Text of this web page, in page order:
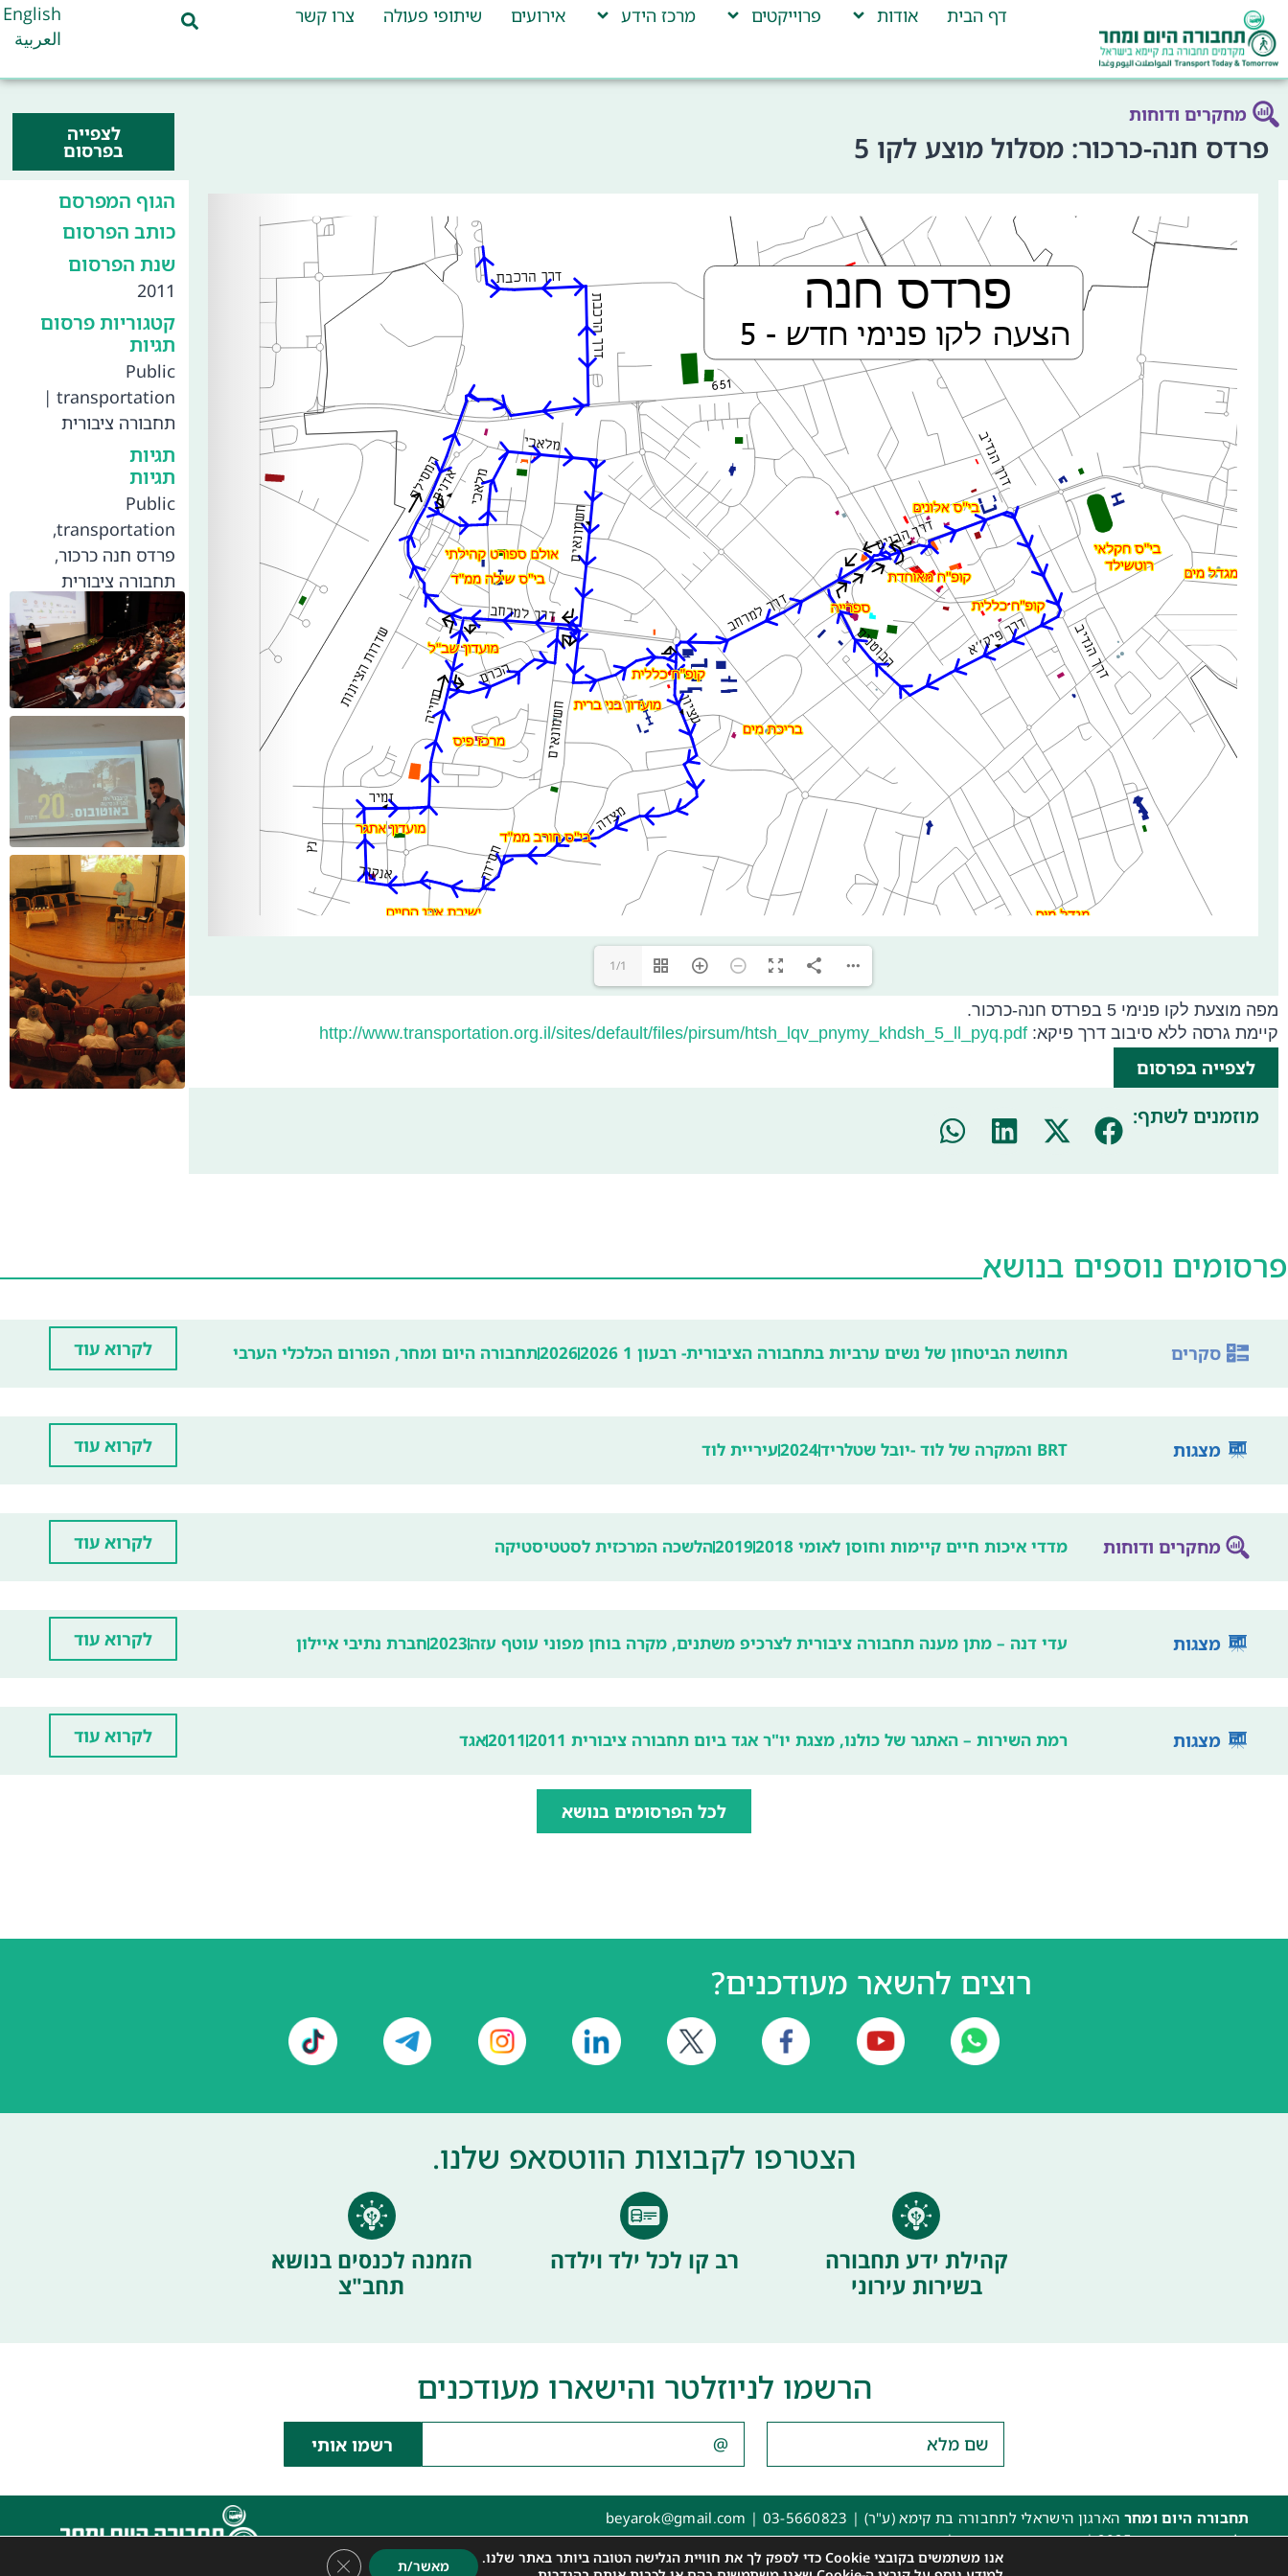
דף הבית אודות פרוייקטים מרכז הידע אירועים שיתופי פעולה צרו קשר
English
العربية
מחקרים ודוחות
פרדס חנה-כרכור: מסלול מוצע לקו 5 לצפייה
בפרסום
1/1
מפה מוצעת לקו פנימי 5 בפרדס חנה-כרכור.
קיימת גרסה ללא סיבוב דרך פיקא: http://www.transportation.org.il/sites/default/files/pirsum/htsh_lqv_pnymy_khdsh_5_ll_pyq.pdf
לצפייה בפרסום
מוזמנים לשתף:
הגוף המפרסם
כותב הפרסום
שנת הפרסום
2011
קטגוריות פרסום
תגיות
Public
transportation
|
תחבורה ציבורית
תגיות
תגיות
Public
transportation
,
פרדס חנה כרכור,
תחבורה ציבורית
פרסומים נוספים בנושא
סקרים תחושת הביטחון של נשים ערביות בתחבורה הציבורית- רבעון 1 2026 2026תחבורה היום ומחר, הפורום הכלכלי הערבי לקרוא עוד
מצגות BRT והמקרה של לוד -יובל שטלריד 2024עיריית לוד לקרוא עוד
מחקרים ודוחות מדדי איכות חיים קיימות וחוסן לאומי 2018 2019הלשכה המרכזית לסטטיסטיקה לקרוא עוד
מצגות עדי דנה – מתן מענה תחבורה ציבורית לצרכיפ משתנים, מקרה בוחן מפוני עוטף עזה2023חברת נתיבי איילון לקרוא עוד
מצגות רמת השירות – האתגר של כולנו, מצגת יו"ר אגד ביום תחבורה ציבורית 2011 2011אגד לקרוא עוד
לכל הפרסומים בנושא
רוצים להשאר מעודכנים?
הצטרפו לקבוצות הווטסאפ שלנו.
קהילת ידע תחבורה
בשירות עירוני
רב קו לכל ילד וילדה
הזמנה לכנסים בנושא
תחב"צ
הרשמו לניוזלטר והישארו מעודכנים
רשמו אותי
תחבורה היום ומחר הארגון הישראלי לתחבורה בת קימא (ע"ר) | 03-5660823
|
beyarok@gmail.com
כל הזכויות שמורות 2025 |
הצהרת נגישות האתר|מדיניות פרטיות
איפיון, פיתוח ותכנות: קובי משיח – Msiteאנו משתמשים בקובצי Cookie כדי לספק לך את חוויית הגלישה הטובה ביותר באתר שלנו.
מאשר/ת Close GDPR Cookie Banner